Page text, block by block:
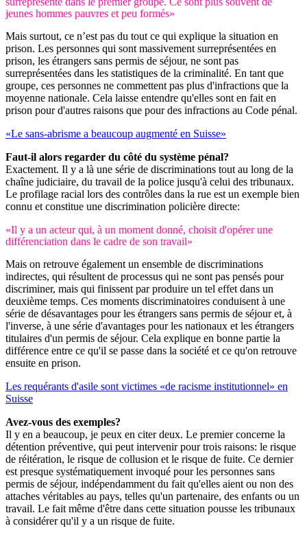
jeunes hommes pauvres et peu formés»
Mais surtout, ce n’est pas du tout ce qui explique la situation en
prison. Les personnes qui sont massivement surreprésentées en
prison, les étrangers sans permis de séjour, ne sont pas
surreprésentées dans les statistiques de la criminalité. En tant que
groupe, ces personnes ne commettent pas plus d'infractions que la
moyenne nationale. Cela laisse entendre qu'elles sont en fait en
prison pour d'autres raisons que pour des infractions au Code pénal.
«Le sans-abrisme a beaucoup augmenté en Suisse»
Faut-il alors regarder du côté du système pénal?
Exactement. Il y a là une série de discriminations tout au long de la
chaîne judiciaire, du travail de la police jusqu'à celui des tribunaux.
Le profilage racial lors des contrôles dans la rue est un exemple bien
connu et constitue une discrimination policière directe:
«Il y a un acteur qui, à un moment donné, choisit d'opérer une
différenciation dans le cadre de son travail»
Mais on retrouve également un ensemble de discriminations
indirectes, qui résultent de processus qui ne sont pas pensés pour
discriminer, mais qui finissent par produire un tel effet dans un
deuxième temps. Ces moments discriminatoires conduisent à une
série de désavantages pour les étrangers sans permis de séjour et, à
l'inverse, à une série d'avantages pour les nationaux et les étrangers
titulaires d'un permis de séjour. Cela explique en bonne partie la
différence entre ce qu'il se passe dans la société et ce qu'on retrouve
ensuite en prison.
Les requérants d'asile sont victimes «de racisme institutionnel» en
Suisse
Avez-vous des exemples?
Il y en a beaucoup, je peux en citer deux. Le premier concerne la
détention préventive, qui peut intervenir pour trois raisons: le risque
de réitération, le risque de collusion et le risque de fuite. Ce dernier
est presque systématiquement invoqué pour les personnes sans
permis de séjour, indépendamment du fait qu'elles aient ou non des
attaches véritables au pays, telles qu'un partenaire, des enfants ou un
travail. Le fait même d'être dans cette situation pousse les tribunaux
à considérer qu'il y a un risque de fuite.